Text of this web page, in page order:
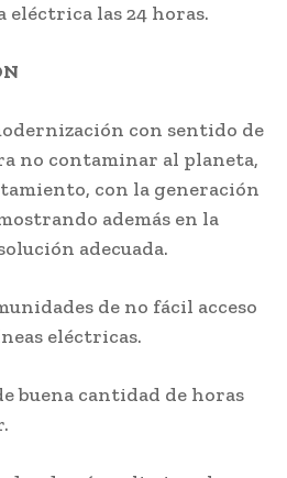
eléctrica las 24 horas.
con sentido de
no contaminar al planeta,
con la generación
además en la
adecuada.
de no fácil acceso
eléctricas.
buena cantidad de horas